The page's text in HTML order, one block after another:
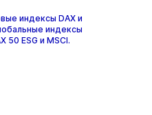
индексы DAX и
индексы
50 ESG и MSCI.